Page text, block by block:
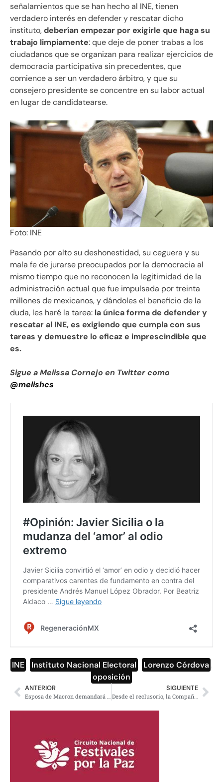
señalamientos que se han hecho al INE, tienen
verdadero interés en defender y rescatar dicho
instituto,deberían empezar por exigirle que haga su
trabajo limpiamente: que deje de poner trabas a los
ciudadanos que se organizan para realizar ejercicios de
democracia participativa sin precedentes, que
comience a ser un verdadero árbitro, y que su
consejero presidente se concentre en su labor actual
en lugar de candidatearse.
Foto: INE
Pasando por alto su deshonestidad, su ceguera y su
mala fe de jurarse preocupados por la democracia al
mismo tiempo que no reconocen la legitimidad de la
administración actual que fue impulsada por treinta
millones de mexicanos, y dándoles el beneficio de la
duda, les haré la tarea: la única forma de defender y
rescatar al INE, es exigiendo que cumpla con sus
tareas y demuestre lo eficaz e imprescindible que
es.
Sigue a Melissa Cornejo en Twitter como
@melishcs
INE Instituto Nacional Electoral Lorenzo Córdova
oposición
ANTERIOR
Esposa de Macron demandará a derechistas que afirman que es trans
SIGUIENTE
Desde el reclusorio, la Compañía de Teatro Penintenciario ofrece una relectura feminista de Lady Macbeth